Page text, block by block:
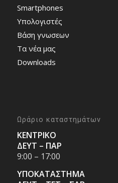
Smartphones
Υπολογιστές
Bάση γνωσεων
Τα νέα μας
Downloads
Ωράριο καταστημάτων
ΚΕΝΤΡΙΚΟ
ΔΕΥΤ – ΠΑΡ
9:00 – 17:00
ΥΠΟΚΑΤΑΣΤΗΜΑ